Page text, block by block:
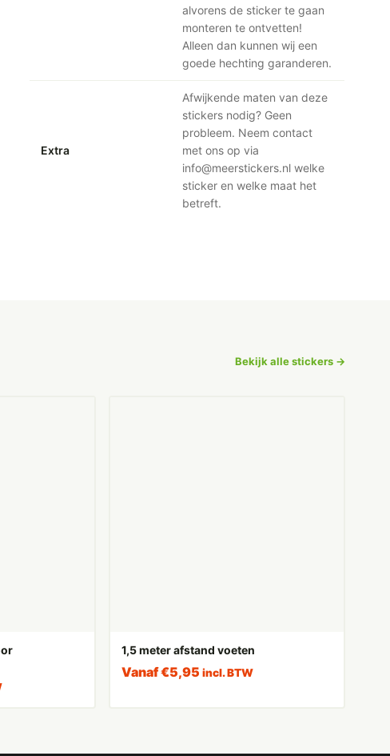
alvorens de sticker te gaan
monteren te ontvetten!
Alleen dan kunnen wij een
goede hechting garanderen.
Extra
Afwijkende maten van deze
stickers nodig? Geen
probleem. Neem contact
met ons op via
info@meerstickers.nl welke
sticker en welke maat het
betreft.
Bekijk alle stickers →
1,5 meter afstand voeten
Vanaf€5,95 incl. BTW